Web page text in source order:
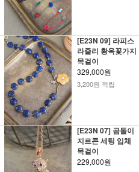
[E23N 09] 라피스
라즐리 황옥꽃가지
목걸이
329,000원
3,200원 적립
[E23N 07] 곰돌이
지르콘 세팅 입체
목걸이
229,000원